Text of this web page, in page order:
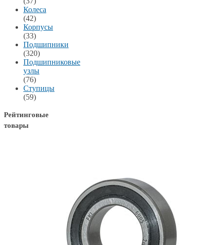
Колеса
(42)
Корпусы
(33)
Подшипники
(320)
Подшипниковые
узлы
(76)
Ступицы
(59)
Рейтинговые
товары